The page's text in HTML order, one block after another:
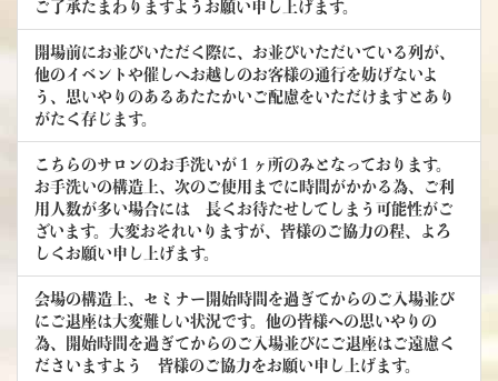
ご了承たまわりますようお願い申し上げます。
開場前にお並びいただく際に、お並びいただいている列が、
他のイベントや催しへお越しのお客様の通行を妨げないよ
う、思いやりのあるあたたかいご配慮をいただけますとあり
がたく存じます。
こちらのサロンのお手洗いが１ヶ所のみとなっております。
お手洗いの構造上、次のご使用までに時間がかかる為、ご利
用人数が多い場合には 長くお待たせしてしまう可能性がご
ざいます。大変おそれいりますが、皆様のご協力の程、よろ
しくお願い申し上げます。
会場の構造上、セミナー開始時間を過ぎてからのご入場並び
にご退座は大変難しい状況です。他の皆様への思いやりの
為、開始時間を過ぎてからのご入場並びにご退座はご遠慮く
ださいますよう 皆様のご協力をお願い申し上げます。